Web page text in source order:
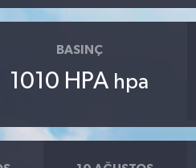
BASINÇ
1010 HPA hpa